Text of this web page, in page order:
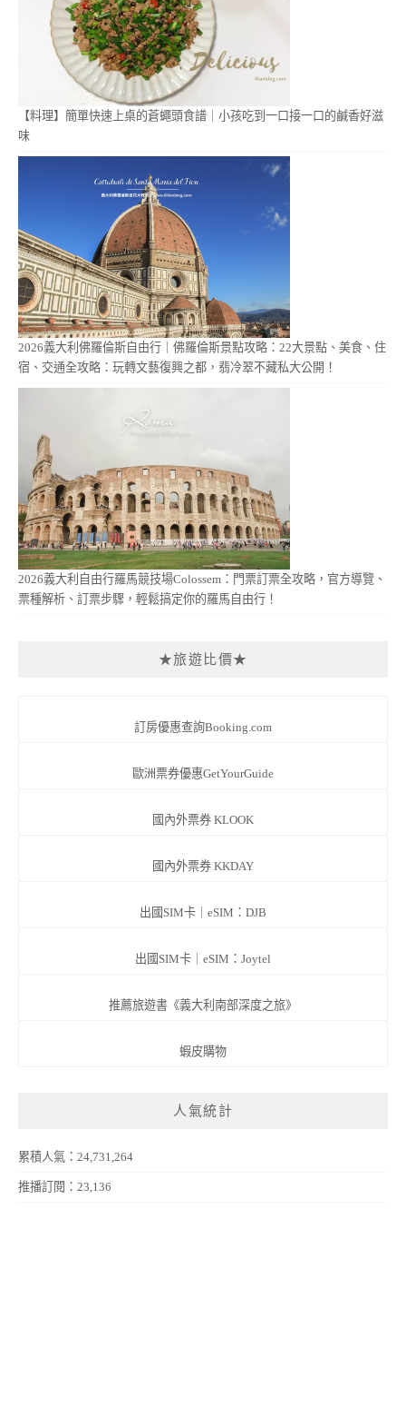
【料理】簡單快速上桌的蒼蠅頭食譜｜小孩吃到一口接一口的鹹香好滋
味
2026義大利佛羅倫斯自由行｜佛羅倫斯景點攻略：22大景點、美食、住
宿、交通全攻略：玩轉文藝復興之都，翡冷翠不藏私大公開！
2026義大利自由行羅馬競技場Colossem：門票訂票全攻略，官方導覽、
票種解析、訂票步驟，輕鬆搞定你的羅馬自由行！
★旅遊比價★
訂房優惠查詢Booking.com
歐洲票券優惠GetYourGuide
國內外票券 KLOOK
國內外票券 KKDAY
出國SIM卡｜eSIM：DJB
出國SIM卡｜eSIM：Joytel
推薦旅遊書《義大利南部深度之旅》
蝦皮購物
人氣統計
累積人氣：24,731,264
推播訂閱：23,136